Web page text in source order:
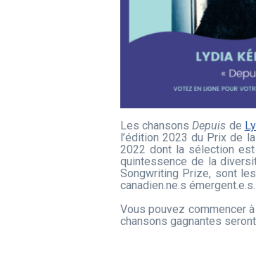
Les chansonsDepuis de
l’édition 2023 du Prix de
2022 dont la sélection est
quintessence de la
Songwriting Prize, sont
canadien.ne.s émergent.e.s.
Vous pouvez commencer
chansons gagnantes